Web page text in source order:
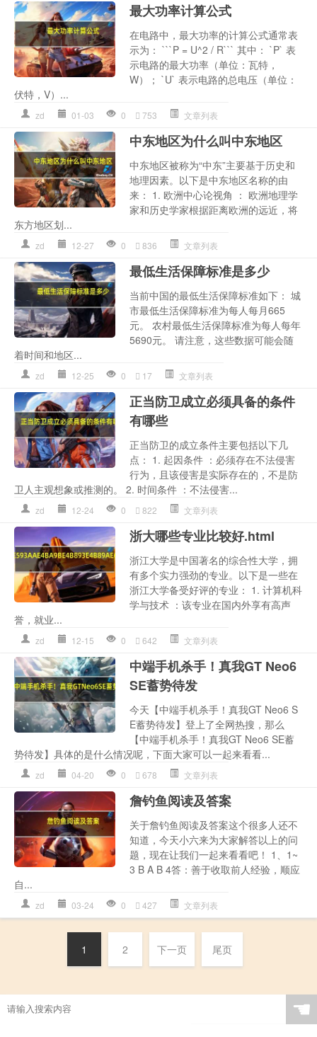
最大功率计算公式
在电路中，最大功率的计算公式通常表
示为： ```P = U^2 / R``` 其中： `P` 表
示电路的最大功率（单位：瓦特，
W）； `U` 表示电路的总电压（单位：
伏特，V）...
zd 01-03 0 753 文章列表
中东地区为什么叫中东地区
中东地区被称为“中东”主要基于历史和
地理因素。以下是中东地区名称的由
来： 1. 欧洲中心论视角 ： 欧洲地理学
家和历史学家根据距离欧洲的远近，将
东方地区划...
zd 12-27 0 836 文章列表
最低生活保障标准是多少
当前中国的最低生活保障标准如下： 城
市最低生活保障标准为每人每月665
元。 农村最低生活保障标准为每人每年
5690元。 请注意，这些数据可能会随
着时间和地区...
zd 12-25 0 17 文章列表
正当防卫成立必须具备的条件
有哪些
正当防卫的成立条件主要包括以下几
点： 1. 起因条件 ：必须存在不法侵害
行为，且该侵害是实际存在的，不是防
卫人主观想象或推测的。 2. 时间条件 ：不法侵害...
zd 12-24 0 822 文章列表
浙大哪些专业比较好.html
浙江大学是中国著名的综合性大学，拥
有多个实力强劲的专业。以下是一些在
浙江大学备受好评的专业： 1. 计算机科
学与技术 ：该专业在国内外享有高声
誉，就业...
zd 12-15 0 642 文章列表
中端手机杀手！真我GT Neo6
SE蓄势待发
今天【中端手机杀手！真我GT Neo6 S
E蓄势待发】登上了全网热搜，那么
【中端手机杀手！真我GT Neo6 SE蓄
势待发】具体的是什么情况呢，下面大家可以一起来看看...
zd 04-20 0 678 文章列表
詹钓鱼阅读及答案
关于詹钓鱼阅读及答案这个很多人还不
知道，今天小六来为大家解答以上的问
题，现在让我们一起来看看吧！ 1、1~
3 B A B 4答：善于收取前人经验，顺应
自...
zd 03-24 0 427 文章列表
1 2 下一页 尾页
☚